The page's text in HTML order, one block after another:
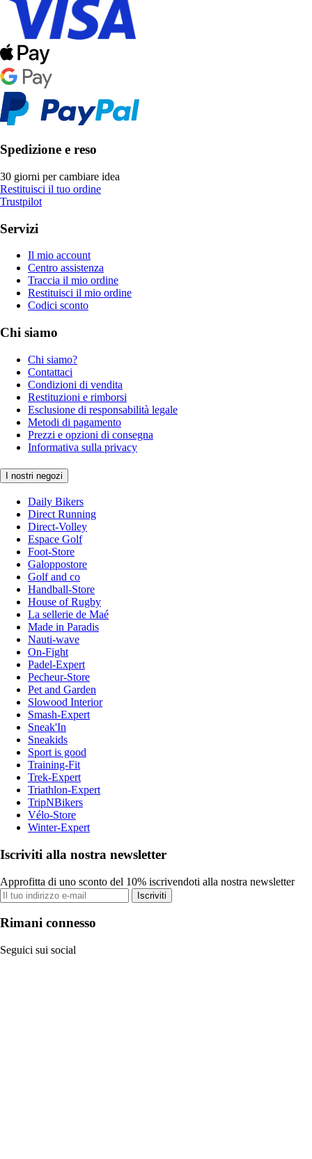
Spedizione e reso
30 giorni per cambiare idea
Restituisci il tuo ordine
Trustpilot
Servizi
Il mio account
Centro assistenza
Traccia il mio ordine
Restituisci il mio ordine
Codici sconto
Chi siamo
Chi siamo?
Contattaci
Condizioni di vendita
Restituzioni e rimborsi
Esclusione di responsabilità legale
Metodi di pagamento
Prezzi e opzioni di consegna
Informativa sulla privacy
I nostri negozi
Daily Bikers
Direct Running
Direct-Volley
Espace Golf
Foot-Store
Galoppostore
Golf and co
Handball-Store
House of Rugby
La sellerie de Maé
Made in Paradis
Nauti-wave
On-Fight
Padel-Expert
Pecheur-Store
Pet and Garden
Slowood Interior
Smash-Expert
Sneak'In
Sneakids
Sport is good
Training-Fit
Trek-Expert
Triathlon-Expert
TripNBikers
Vélo-Store
Winter-Expert
Iscriviti alla nostra newsletter
Approfitta di uno sconto del 10% iscrivendoti alla nostra newsletter
Iscriviti
Rimani connesso
Seguici sui social